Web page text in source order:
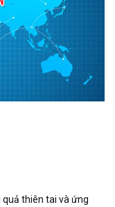
thiên tai và ứng